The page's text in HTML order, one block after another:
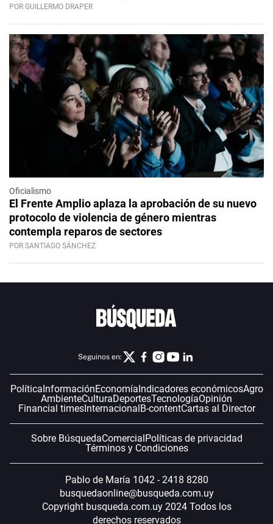
POR GUILLERMO DRAPER
Oficialismo
El Frente Amplio aplaza la aprobación de su nuevo
protocolo de violencia de género mientras
contempla reparos de sectores
POR SANTIAGO SÁNCHEZ
Seguinos en:
PolíticaInformaciónEconomíaIndicadores económicosAgro
AmbienteCulturaDeportesTecnologíaOpinión
Financial timesInternacionalB-contentCartas al Director
Sobre BúsquedaComercialPolíticas de privacidad
Términos y Condiciones
Pablo de María 1042 - 2418 8280
busquedaonline@busqueda.com.uy
Copyright busqueda.com.uy 2024 Todos los
derechos reservados